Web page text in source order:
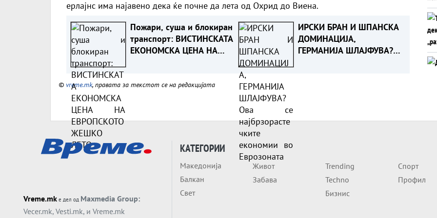
ерлајнс има најавено дека ќе почне да лета од Охрид до Виена.
Пожари, суша и блокиран
транспорт: ВИСТИНСКАТА
ЕКОНОМСКА ЦЕНА НА
ИРСКИ БРАН И ШПАНСКА
ДОМИНАЦИЈА,
ГЕРМАНИЈА ШЛАЈФУВА?
© vreme.mk, правата за текстот се на редакцијата
Vreme.mk е дел од Maxmedia Group:
Vecer.mk, Vesti.mk, и Vreme.mk
КАТЕГОРИИ
Македонија
Балкан
Свет
Живот
Забава
Trending
Techno
Бизнис
Спорт
Профил